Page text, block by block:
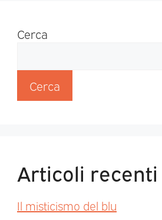
Cerca
Cerca
Articoli recenti
Il misticismo del blu